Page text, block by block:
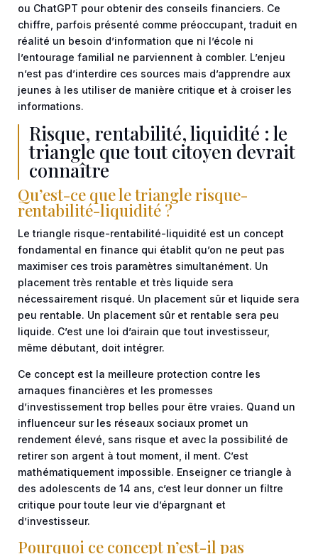
ou ChatGPT pour obtenir des conseils financiers. Ce
chiffre, parfois présenté comme préoccupant, traduit en
réalité un besoin d’information que ni l’école ni
l’entourage familial ne parviennent à combler. L’enjeu
n’est pas d’interdire ces sources mais d’apprendre aux
jeunes à les utiliser de manière critique et à croiser les
informations.
Risque, rentabilité, liquidité : le
triangle que tout citoyen devrait
connaître
Qu’est-ce que le triangle risque-
rentabilité-liquidité ?
Le triangle risque-rentabilité-liquidité est un concept
fondamental en finance qui établit qu’on ne peut pas
maximiser ces trois paramètres simultanément. Un
placement très rentable et très liquide sera
nécessairement risqué. Un placement sûr et liquide sera
peu rentable. Un placement sûr et rentable sera peu
liquide. C’est une loi d’airain que tout investisseur,
même débutant, doit intégrer.
Ce concept est la meilleure protection contre les
arnaques financières et les promesses
d’investissement trop belles pour être vraies. Quand un
influenceur sur les réseaux sociaux promet un
rendement élevé, sans risque et avec la possibilité de
retirer son argent à tout moment, il ment. C’est
mathématiquement impossible. Enseigner ce triangle à
des adolescents de 14 ans, c’est leur donner un filtre
critique pour toute leur vie d’épargnant et
d’investisseur.
Pourquoi ce concept n’est-il pas